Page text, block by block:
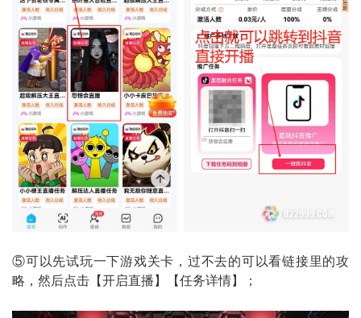
⑤可以先试玩一下游戏关卡，过不去的可以看链接里的攻
略，然后点击【开启直播】【任务详情】；